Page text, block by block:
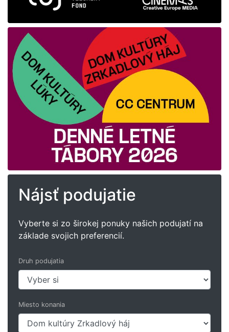
Nájsť podujatie
Vyberte si zo širokej ponuky našich podujatí na
základe svojich preferencií.
Druh podujatia
Miesto konania